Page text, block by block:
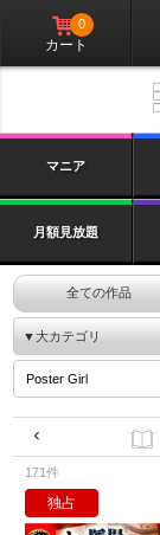
カート
0
マニア
月額見放題
全ての作品
171件
独占